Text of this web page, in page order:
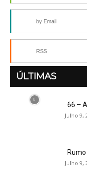
by Email
RSS
ÚLTIMAS
66 –
Julho 9,
Julho 9,